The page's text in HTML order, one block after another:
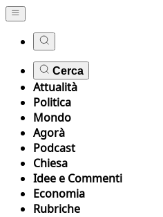
Cerca
Attualità
Politica
Mondo
Agorà
Podcast
Chiesa
Idee e Commenti
Economia
Rubriche